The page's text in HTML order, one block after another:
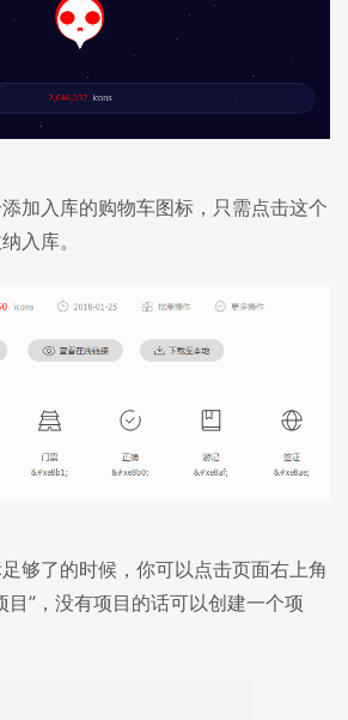
加入库的购物车图标，只需点击这个
入库。
够了的时候，你可以点击页面右上角
目”，没有项目的话可以创建一个项